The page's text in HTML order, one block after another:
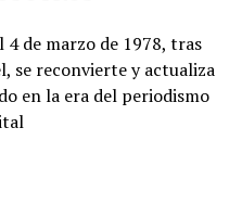
de marzo de 1978, tras
se reconvierte y actualiza
en la era del periodismo